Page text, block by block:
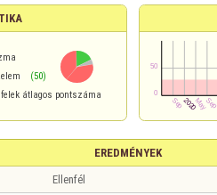
(50)
átlagos pontszáma
EREDMÉNYEK
Ellenfél